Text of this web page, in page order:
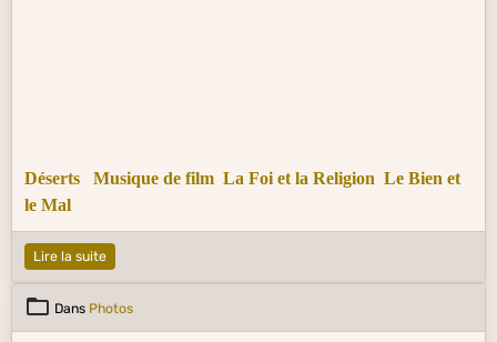
Déserts Musique de film La Foi et la Religion Le Bien et
le Mal
Lire la suite
Dans Photos